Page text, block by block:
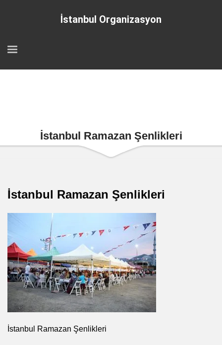
İstanbul Organizasyon
İstanbul Ramazan Şenlikleri
İstanbul Ramazan Şenlikleri
İstanbul Ramazan Şenlikleri